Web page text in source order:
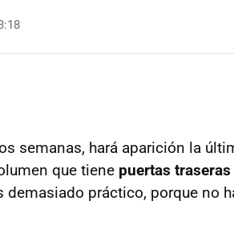
semanas, hará aparición la
que tiene puertas
práctico, porque no